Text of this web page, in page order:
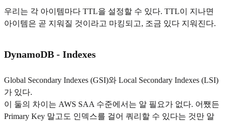
우리는 각 아이템마다 TTL을 설정할 수 있다. TTL이 지나면
아이템은 곧 지워질 것이라고 마킹되고, 조금 있다 지워진다.
DynamoDB - Indexes
Global Secondary Indexes (GSI)와 Local Secondary Indexes (LSI)
가 있다.
이 둘의 차이는 AWS SAA 수준에서는 알 필요가 없다. 어쨌든
Primary Key 말고도 인덱스를 걸어 쿼리할 수 있다는 것만 알